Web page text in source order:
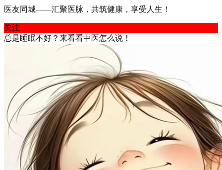
医友同城——汇聚医脉，共筑健康，享受人生！
关注
总是睡眠不好？来看看中医怎么说！